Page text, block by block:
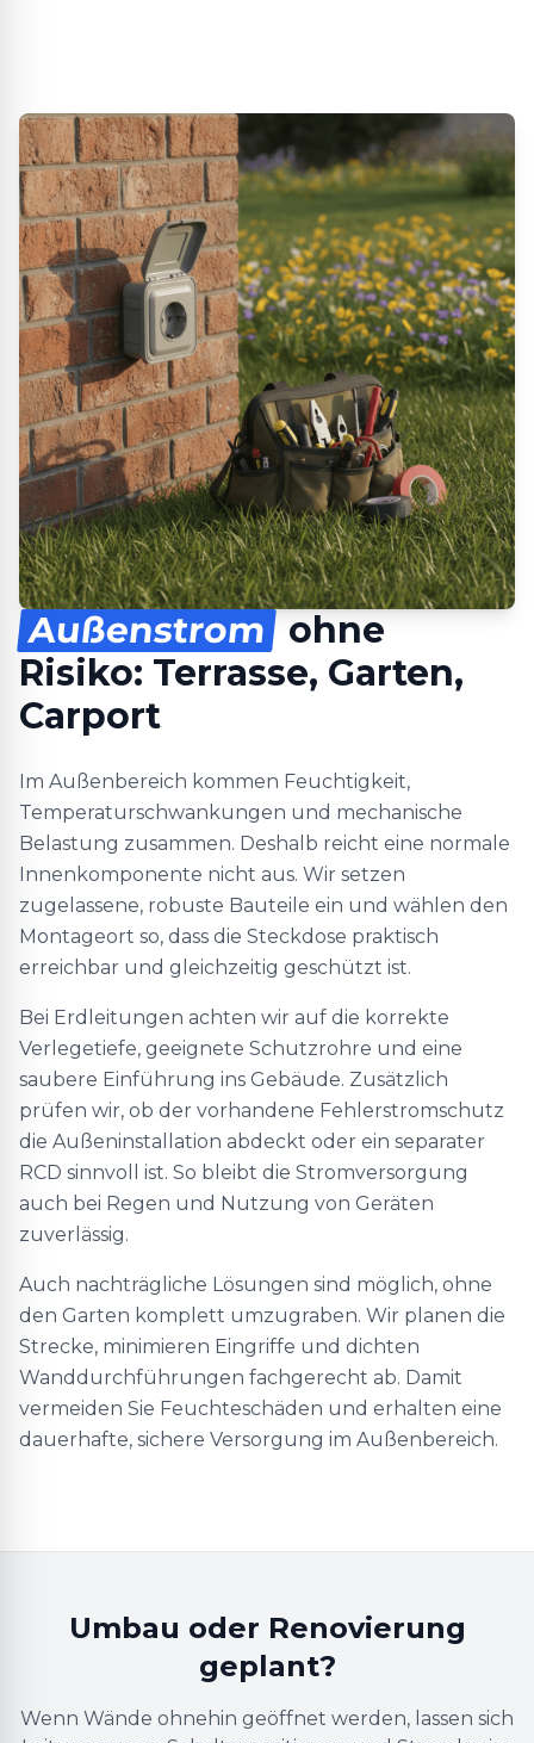
Außenstrom ohne
Risiko: Terrasse, Garten,
Carport
Im Außenbereich kommen Feuchtigkeit,
Temperaturschwankungen und mechanische
Belastung zusammen. Deshalb reicht eine normale
Innenkomponente nicht aus. Wir setzen
zugelassene, robuste Bauteile ein und wählen den
Montageort so, dass die Steckdose praktisch
erreichbar und gleichzeitig geschützt ist.
Bei Erdleitungen achten wir auf die korrekte
Verlegetiefe, geeignete Schutzrohre und eine
saubere Einführung ins Gebäude. Zusätzlich
prüfen wir, ob der vorhandene Fehlerstromschutz
die Außeninstallation abdeckt oder ein separater
RCD sinnvoll ist. So bleibt die Stromversorgung
auch bei Regen und Nutzung von Geräten
zuverlässig.
Auch nachträgliche Lösungen sind möglich, ohne
den Garten komplett umzugraben. Wir planen die
Strecke, minimieren Eingriffe und dichten
Wanddurchführungen fachgerecht ab. Damit
vermeiden Sie Feuchteschäden und erhalten eine
dauerhafte, sichere Versorgung im Außenbereich.
Umbau oder Renovierung
geplant?
Wenn Wände ohnehin geöffnet werden, lassen sich